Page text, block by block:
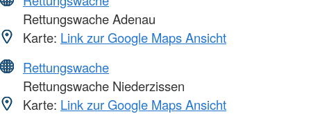
Rettungswache Adenau
Karte: Link zur Google Maps Ansicht
Rettungswache
Rettungswache Niederzissen
Karte: Link zur Google Maps Ansicht